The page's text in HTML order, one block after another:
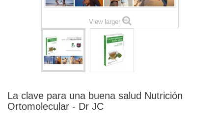
View larger
La clave para una buena salud Nutrición
Ortomolecular - Dr JC